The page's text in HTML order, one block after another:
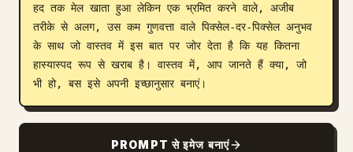
हद तक मेल खाता हुआ लेकिन एक भ्रमित करने वाले, अजीब
तरीके से अलग, उस कम गुणवत्ता वाले पिक्सेल-दर-पिक्सेल अनुभव
के साथ जो वास्तव में इस बात पर जोर देता है कि यह कितना
हास्यास्पद रूप से खराब है। वास्तव में, आप जानते हैं क्या, जो
भी हो, बस इसे अपनी इच्छानुसार बनाएं।
PROMPT से इमेज बनाएं